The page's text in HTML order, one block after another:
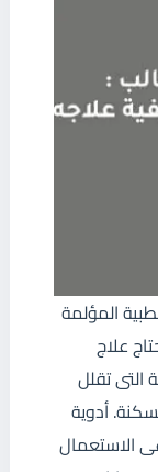
المؤلمة
علاج
التى تقلل
أدوية
الاستعمال